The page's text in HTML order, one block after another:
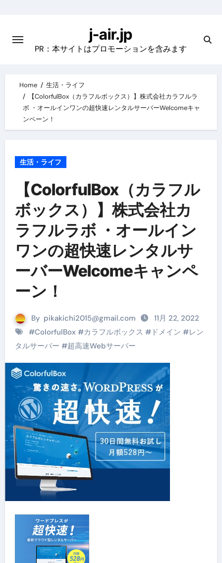
content
j-air.jp
PR：本サイトはプロモーションを含みます
Home
生活・ライフ
【ColorfulBox（カラフルボックス）】株式会社カラフルラ
ボ ・オールインワンの超快速レンタルサーバーWelcomeキャ
ンペーン！
生活・ライフ
【ColorfulBox（カラフル
ボックス）】株式会社カ
ラフルラボ ・オールイン
ワンの超快速レンタルサ
ーバーWelcomeキャンペ
ーン！
By pikakichi2015@gmail.com
11月 22, 2022
#ColorfulBox#カラフルボックス #ドメイン #レン
タルサーバー #超高速Webサーバー